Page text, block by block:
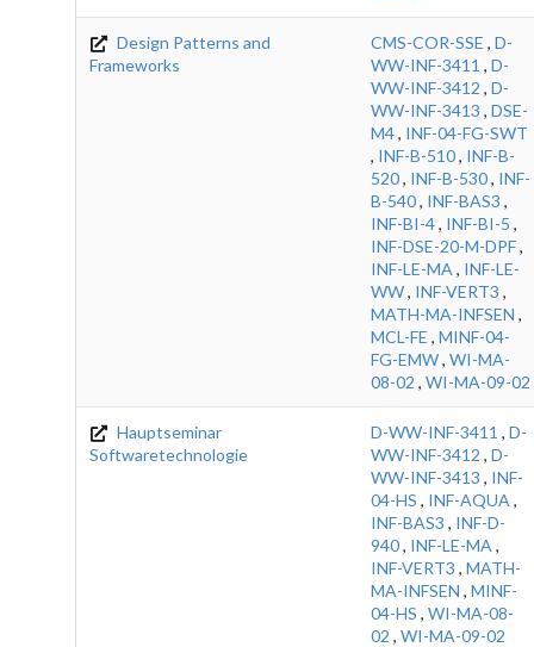
Design Patterns and
Frameworks
CMS-COR-SSE , D-
WW-INF-3411 , D-
WW-INF-3412 , D-
WW-INF-3413 , DSE-
M4, INF-04-FG-SWT
, INF-B-510, INF-B-
520, INF-B-530, INF-
B-540, INF-BAS3 ,
INF-BI-4, INF-BI-5 ,
INF-DSE-20-M-DPF,
INF-LE-MA , INF-LE-
WW, INF-VERT3 ,
MATH-MA-INFSEN ,
MCL-FE , MINF-04-
FG-EMW, WI-MA-
08-02 , WI-MA-09-02
Hauptseminar
Softwaretechnologie
D-WW-INF-3411 , D-
WW-INF-3412 , D-
WW-INF-3413 , INF-
04-HS , INF-AQUA ,
INF-BAS3 , INF-D-
940, INF-LE-MA ,
INF-VERT3 , MATH-
MA-INFSEN , MINF-
04-HS , WI-MA-08-
02 , WI-MA-09-02